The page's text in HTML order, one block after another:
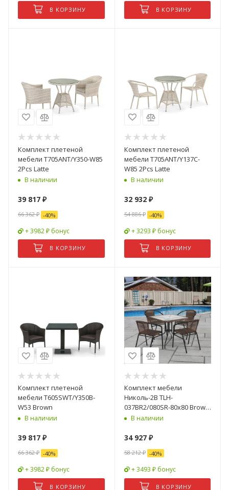
В КОРЗИНУ В КОРЗИНУ
Комплект плетеной
мебели T705ANT/Y350-W85
2Pcs Latte
В наличии
39 817 ₽
66 362₽ -40%
+ 3982 ₽ бонус
В КОРЗИНУ
Комплект плетеной
мебели T705ANT/Y137C-
W85 2Pcs Latte
В наличии
32 932₽
54 886₽ -40%
+ 3293 ₽ бонус
В КОРЗИНУ
Комплект плетеной
мебели T605SWT/Y350B-
W53 Brown
В наличии
39 817 ₽
66 362₽ -40%
+ 3982 ₽ бонус
В КОРЗИНУ
Комплект мебели
Николь-2B TLH-
037BR2/080SR-80х80 Brown
(4+1)В наличии
34 927₽
58 212₽ -40%
+ 3493 ₽ бонус
В КОРЗИНУ